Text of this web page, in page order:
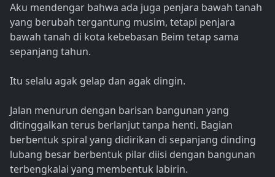
Aku mendengar bahwa ada juga penjara bawah tanah
yang berubah tergantung musim, tetapi penjara
bawah tanah di kota kebebasan Beim tetap sama
sepanjang tahun.
Itu selalu agak gelap dan agak dingin.
Jalan menurun dengan barisan bangunan yang
ditinggalkan terus berlanjut tanpa henti. Bagian
berbentuk spiral yang didirikan di sepanjang dinding
lubang besar berbentuk pilar diisi dengan bangunan
terbengkalai yang membentuk labirin.